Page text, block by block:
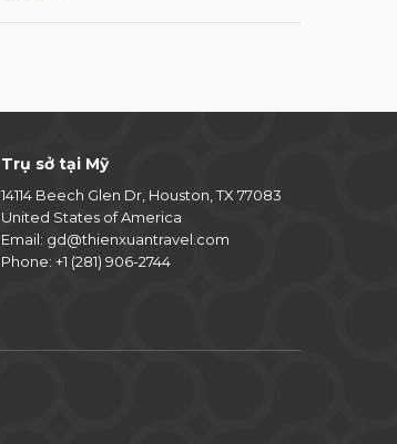
Trụ sở tại Mỹ
14114 Beech Glen Dr, Houston, TX 77083
United States of America
Email: gd@thienxuantravel.com
Phone: +1 (281) 906-2744